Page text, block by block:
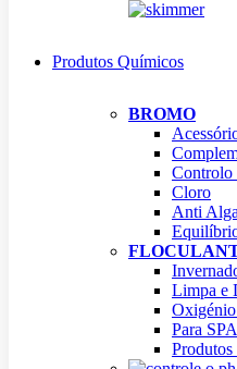
Produtos Químicos
BROMO
Controlo
Cloro
Anti
Limpa e
Para SPA
Produtos